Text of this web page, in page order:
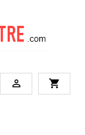
 shopping_cart